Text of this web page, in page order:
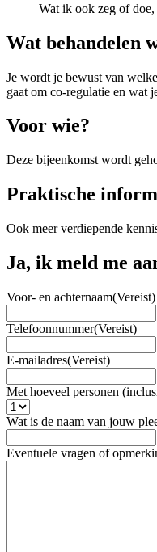
Wat ik ook zeg of doe,
Wat behandelen
Je wordt je bewust van
gaat om co-regulatie en wat
Voor wie?
Deze bijeenkomst wordt
Praktische
Ook meer verdiepende
Ja, ik meld me
Voor- en achternaam(Vereist)
Telefoonnummer(Vereist)
E-mailadres(Vereist)
Met hoeveel personen
Wat is de naam van jouw
Eventuele vragen of